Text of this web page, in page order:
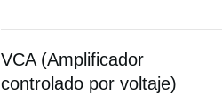
VCA (Amplificador
controlado por voltaje)